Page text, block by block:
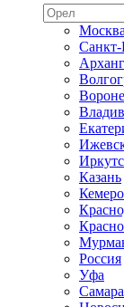
Москва
Санкт-
Казань
Россия
Уфа
Самара